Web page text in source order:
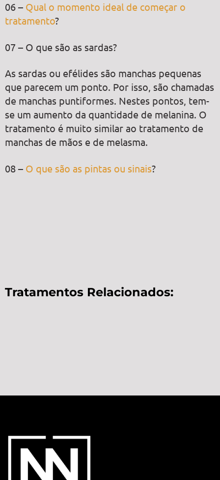
06 – Qual o momento ideal de começar o
tratamento?
07 – O que são as sardas?
As sardas ou efélides são manchas pequenas
que parecem um ponto. Por isso, são chamadas
de manchas puntiformes. Nestes pontos, tem-
se um aumento da quantidade de melanina. O
tratamento é muito similar ao tratamento de
manchas de mãos e de melasma.
08 – O que são as pintas ou sinais?
Tratamentos Relacionados: